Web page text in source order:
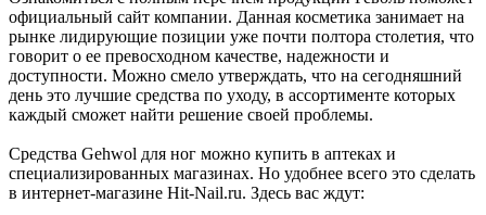
официальный сайт компании. Данная косметика занимает на
рынке лидирующие позиции уже почти полтора столетия, что
говорит о ее превосходном качестве, надежности и
доступности. Можно смело утверждать, что на сегодняшний
день это лучшие средства по уходу, в ассортименте которых
каждый сможет найти решение своей проблемы.
Средства Gehwol для ног можно купить в аптеках и
специализированных магазинах. Но удобнее всего это сделать
в интернет-магазине Hit-Nail.ru. Здесь вас ждут: